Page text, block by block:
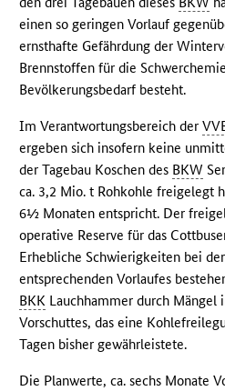
einen so geringen Vorlauf
ernsthafte Gefährdung der
Brennstoffen für die
Bevölkerungsbedarf besteht.
Im Verantwortungsbereich der
ergeben sich insofern keine
der Tagebau Koschen des BKW
ca. 3,2 Mio. t Rohkohle freigelegt
6½ Monaten entspricht. Der
operative Reserve für das
Erhebliche Schwierigkeiten bei
entsprechenden Vorlaufes
BKK Lauchhammer durch Mängel
Vorschuttes, das eine
Tagen bisher gewährleistete.
Die Planwerte, ca. sechs Monate